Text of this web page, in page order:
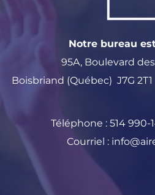
Notre bureau
95A, Boulevard
Boisbriand
Téléphone : 514 990-
Courriel :